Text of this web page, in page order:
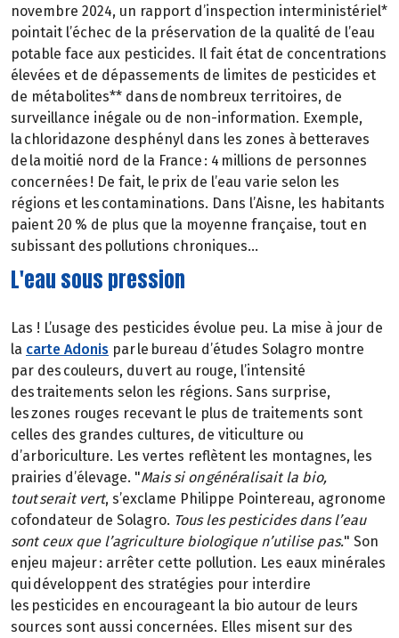
novembre 2024, un rapport d’inspection interministériel*
pointait l’échec de la préservation de la qualité de l’eau
potable face aux pesticides. Il fait état de concentrations
élevées et de dépassements de limites de pesticides et
de métabolites** dans de nombreux territoires, de
surveillance inégale ou de non-information. Exemple,
la chloridazone desphényl dans les zones à betteraves
de la moitié nord de la France : 4 millions de personnes
concernées ! De fait, le prix de l’eau varie selon les
régions et les contaminations. Dans l’Aisne, les habitants
paient 20 % de plus que la moyenne française, tout en
subissant des pollutions chroniques…
L'eau sous pression
Las ! L’usage des pesticides évolue peu. La mise à jour de
la carte Adonis par le bureau d’études Solagro montre
par des couleurs, du vert au rouge, l’intensité
des traitements selon les régions. Sans surprise,
les zones rouges recevant le plus de traitements sont
celles des grandes cultures, de viticulture ou
d’arboriculture. Les vertes reflètent les montagnes, les
prairies d’élevage. "Mais si on généralisait la bio,
tout serait vert, s’exclame Philippe Pointereau, agronome
cofondateur de Solagro. Tous les pesticides dans l’eau
sont ceux que l’agriculture biologique n’utilise pas." Son
enjeu majeur : arrêter cette pollution. Les eaux minérales
qui développent des stratégies pour interdire
les pesticides en encourageant la bio autour de leurs
sources sont aussi concernées. Elles misent sur des